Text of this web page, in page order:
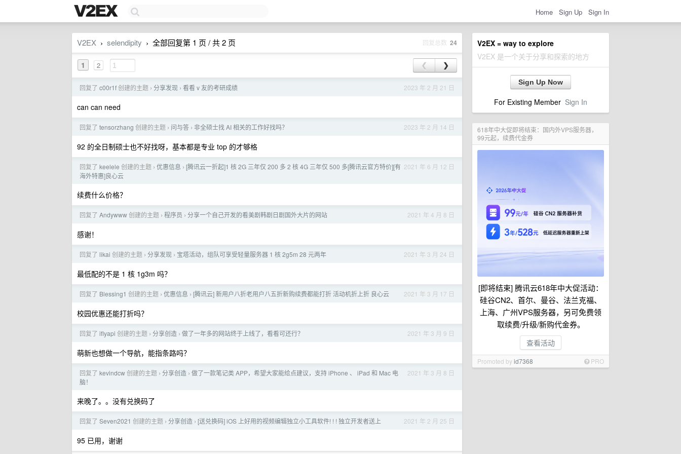
Home Sign Up Sign In
V2EX = way to explore
V2EX 是一个关于分享和探索的地方
Sign Up Now
For Existing Member Sign In
618年中大促即将结束：国内外VPS服务器，
99元起，续费代金券
[即将结束] 腾讯云618年中大促活动：
硅谷CN2、首尔、曼谷、法兰克福、
上海、广州VPS服务器，另可免费领
取续费/升级/新购代金券。
查看活动
Promoted byid7368 PRO
V2EX › selendipity › 全部回复第 1 页 / 共 2 页 回复总数 24
1 2 ❮ ❯
2023 年 2 月 21 日
回复了 c00r1f创建的主题 › 分享发现 › 看看 v 友的考研成绩
can can need
2023 年 2 月 14 日
回复了 tensorzhang 创建的主题 › 问与答 › 非全硕士找 AI 相关的工作好找吗？
92 的全日制硕士也不好找呀，基本都是专业 top 的才够格
2021 年 6 月 12 日
回复了 keelele 创建的主题 › 优惠信息 › [腾讯云一折起]1 核 2G 三年仅 200 多 2 核 4G 三年仅 500 多[腾讯云官方特价][有
海外特惠]良心云
续费什么价格？
2021 年 4 月 8 日
回复了 Andywww创建的主题 › 程序员 › 分享一个自己开发的看美剧韩剧日剧国外大片的网站
感谢！
2021 年 3 月 24 日
回复了 likai 创建的主题 › 分享发现 › 宝塔活动，组队可享受轻量服务器 1 核 2g5m 28 元两年
最低配的不是 1 核 1g3m 吗？
2021 年 3 月 17 日
回复了 Blessing1 创建的主题 › 优惠信息 › [腾讯云] 新用户八折老用户八五折新购续费都能打折 活动机折上折 良心云
校园优惠还能打折吗？
2021 年 3 月 9 日
回复了 iflyapi 创建的主题 › 分享创造 › 做了一年多的网站终于上线了，看看可还行？
萌新也想做一个导航，能指条路吗？
2021 年 3 月 8 日
回复了 kevindcw创建的主题 › 分享创造 › 做了一款笔记类 APP，希望大家能给点建议，支持 iPhone 、 iPad 和 Mac 电
脑！
来晚了。。没有兑换码了
2021 年 2 月 25 日
回复了 Seven2021 创建的主题 › 分享创造 › [送兑换码] iOS 上好用的视频编辑独立小工具软件! ! ! 独立开发者送上
95 已用，谢谢